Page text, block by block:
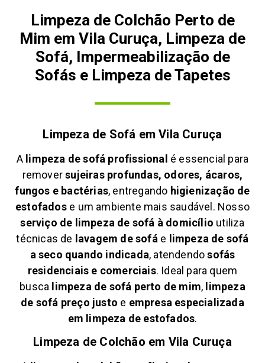
Limpeza de Colchão Perto de
Mim em Vila Curuça, Limpeza de
Sofá, Impermeabilização de
Sofás e Limpeza de Tapetes
Limpeza de Sofá emVila Curuça
A limpeza de sofá profissional é essencial para
removersujeiras profundas, odores, ácaros,
fungos e bactérias, entregando higienização de
estofadose um ambiente mais saudável. Nosso
serviço de limpeza de sofá à domicílio utiliza
técnicas de lavagem de sofá e limpeza de sofá
a seco quando indicada, atendendosofás
residenciais e comerciais. Ideal para quem
busca limpeza de sofá perto de mim, limpeza
de sofá preço justo e empresa especializada
em limpeza de estofados.
Limpeza de Colchão em Vila Curuça